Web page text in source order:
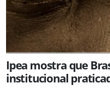
Ipea mostra que
institucional